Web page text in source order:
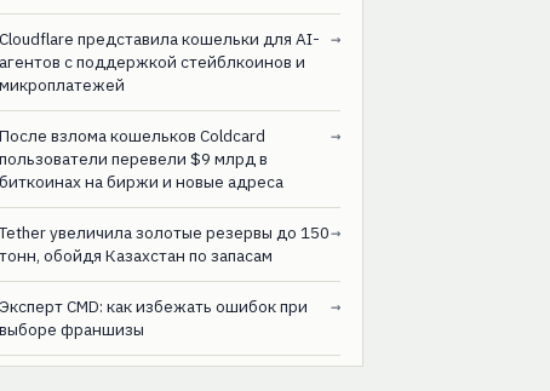
Cloudflare представила кошельки для AI-
агентов с поддержкой стейблкоинов и
микроплатежей
→
После взлома кошельков Coldcard
пользователи перевели $9 млрд в
биткоинах на биржи и новые адреса
→
Tether увеличила золотые резервы до 150
тонн, обойдя Казахстан по запасам
→
Эксперт CMD: как избежать ошибок при
выборе франшизы
→